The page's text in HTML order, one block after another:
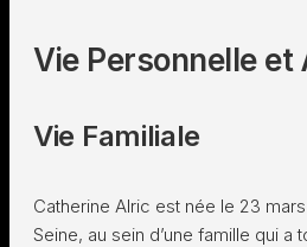
Vie Personnelle et
Vie Familiale
Catherine Alric est née le 23
Seine, au sein d’une famille qui a